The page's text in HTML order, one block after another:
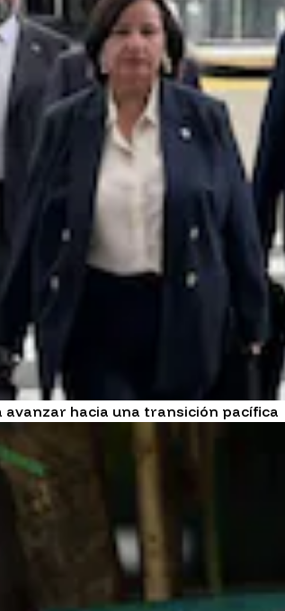
hacia una transición pacífica